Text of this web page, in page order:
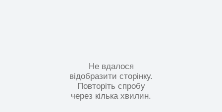
Не вдалося
відобразити сторінку.
Повторіть спробу
через кілька хвилин.